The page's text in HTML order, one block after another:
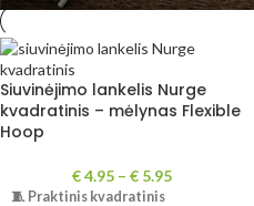
Siuvinėjimo lankelis Nurge
kvadratinis – mėlynas Flexible
Hoop
€4.95 – €5.95
🧵 Praktinis kvadratinis